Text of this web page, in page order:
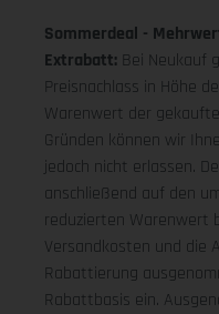
Sommerdeal -
Extrabatt: Bei Neukauf
Preisnachlass in Höhe
Warenwert der
Gründen können wir
jedoch nicht erlassen.
anschließend auf den
reduzierten Warenwert
Versandkosten und die
Rabattierung
Rabattbasis ein.